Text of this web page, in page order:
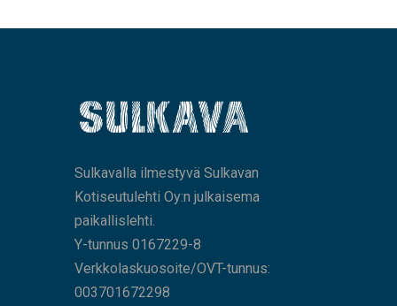
Sulkavalla ilmestyvä Sulkavan
Kotiseutulehti Oy:n julkaisema
paikallislehti.
Y-tunnus 0167229-8
Verkkolaskuosoite/OVT-tunnus:
003701672298